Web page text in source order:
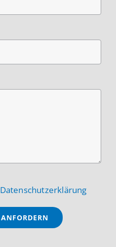
Datenschutzerklärung